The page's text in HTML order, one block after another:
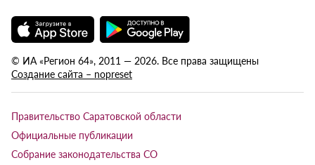
© ИА «Регион 64», 2011 — 2026. Все права защищены
Создание сайта – nopreset
Правительство Саратовской области
Официальные публикации
Собрание законодательства СО